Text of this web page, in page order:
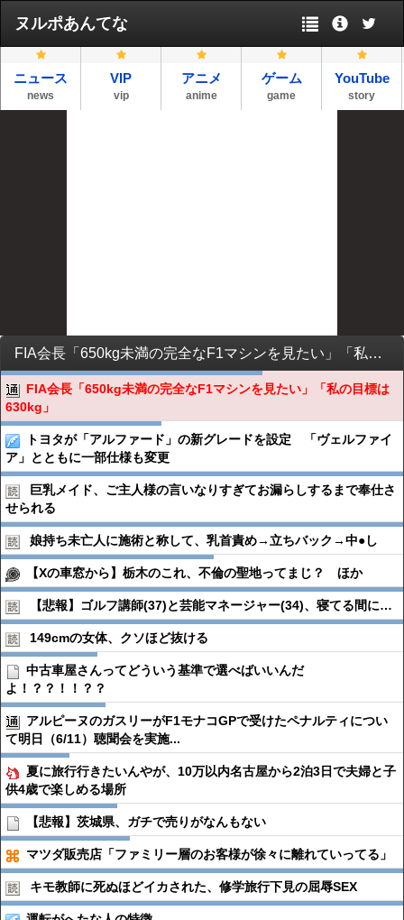
ヌルポあんてな
ニュース
news
VIP
vip
アニメ
anime
ゲーム
game
YouTube
story
FIA会長「650kg未満の完全なF1マシンを見たい」「私の目標は630kg」
FIA会長「650kg未満の完全なF1マシンを見たい」「私の目標は
630kg」
トヨタが「アルファード」の新グレードを設定 「ヴェルファイ
ア」とともに一部仕様も変更
巨乳メイド、ご主人様の言いなりすぎてお漏らしするまで奉仕さ
せられる
娘持ち未亡人に施術と称して、乳首責め→立ちバック→中●︎し
【Xの車窓から】栃木のこれ、不倫の聖地ってまじ？ ほか
【悲報】ゴルフ講師(37)と芸能マネージャー(34)、寝てる間に…
149cmの女体、クソほど抜ける
中古車屋さんってどういう基準で選べばいいんだ
よ！？？！！？？
アルピーヌのガスリーがF1モナコGPで受けたペナルティについ
て明日（6/11）聴聞会を実施...
夏に旅行行きたいんやが、10万以内名古屋から2泊3日で夫婦と子
供4歳で楽しめる場所
【悲報】茨城県、ガチで売りがなんもない
マツダ販売店「ファミリー層のお客様が徐々に離れていってる」
キモ教師に死ぬほどイカされた、修学旅行下見の屈辱SEX